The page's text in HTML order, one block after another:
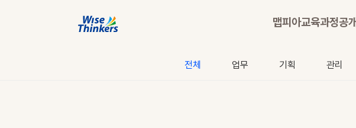
맵피아교육과정공
전체 업무 기획 관리